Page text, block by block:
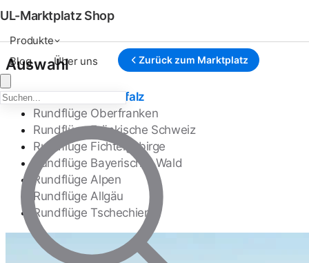
UL-Marktplatz Shop
Produkte
Blog
Über uns Zurück zum Marktplatz
Auswahl
Rundflüge Oberpfalz
Rundflüge Oberfranken
Rundflüge Fränkische Schweiz
Rundflüge Fichtelgebirge
Rundflüge Bayerischer Wald
Rundflüge Alpen
Rundflüge Allgäu
Rundflüge Tschechien